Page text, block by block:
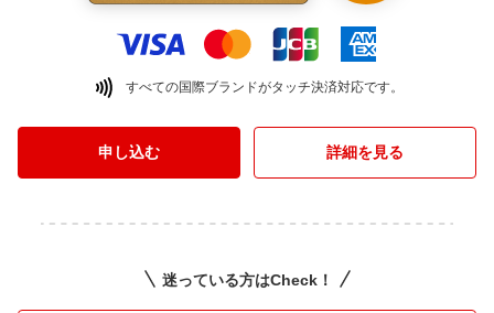
すべての国際ブランドがタッチ決済対応です。
申し込む 詳細を見る
迷っている方はCheck！